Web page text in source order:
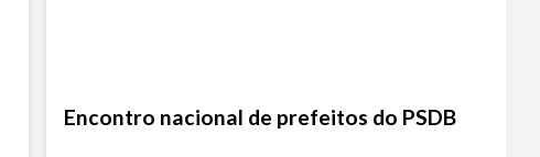
Encontro nacional de prefeitos do PSDB